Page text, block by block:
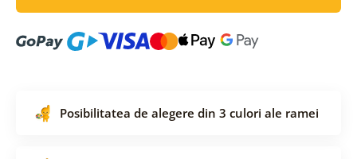
Posibilitatea de alegere din 3 culori ale ramei